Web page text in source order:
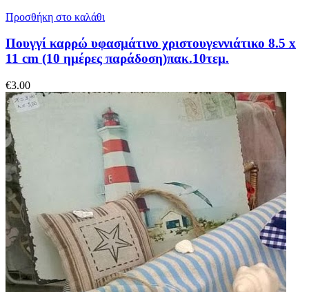
Προσθήκη στο καλάθι
Πουγγί καρρώ υφασμάτινο χριστουγεννιάτικο 8.5 x
11 cm (10 ημέρες παράδοση)πακ.10τεμ.
€3.00